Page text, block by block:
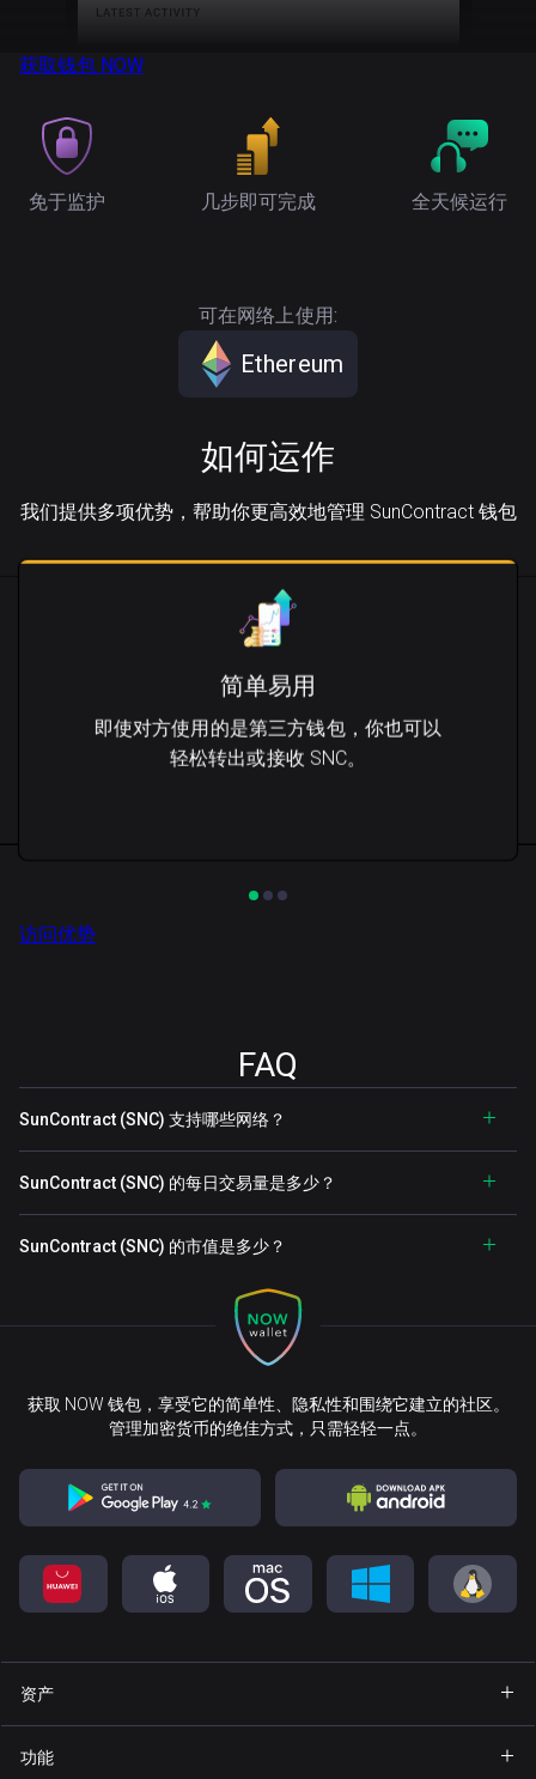
获取钱包 NOW
免于监护 几步即可完成 全天候运行
可在网络上使用:
Ethereum
如何运作
我们提供多项优势，帮助你更高效地管理 SunContract 钱包
简单易用
即使对方使用的是第三方钱包，你也可以
轻松转出或接收 SNC。
访问优势
FAQ
SunContract (SNC) 支持哪些网络？
SunContract (SNC) 的每日交易量是多少？
SunContract (SNC) 的市值是多少？
获取 NOW 钱包，享受它的简单性、隐私性和围绕它建立的社区。
管理加密货币的绝佳方式，只需轻轻一点。
资产
功能